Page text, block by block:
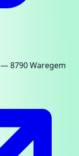
— 8790 Waregem